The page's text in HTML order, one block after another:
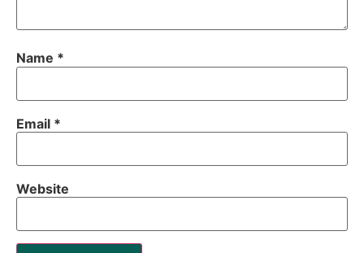
Name *
Email *
Website